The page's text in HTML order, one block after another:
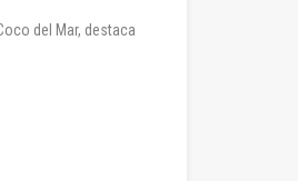
del Mar, destaca